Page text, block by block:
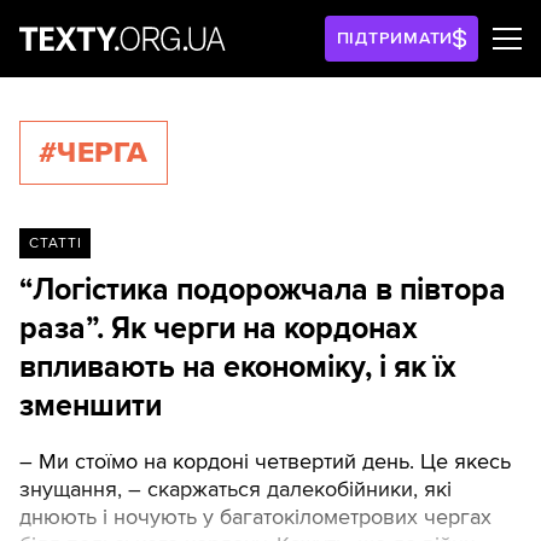
ПІДТРИМАТИ
#ЧЕРГА
СТАТТІ
“Логістика подорожчала в півтора
раза”. Як черги на кордонах
впливають на економіку, і як їх
зменшити
– Ми стоїмо на кордоні четвертий день. Це якесь
знущання, – скаржаться далекобійники, які
днюють і ночують у багатокілометрових чергах